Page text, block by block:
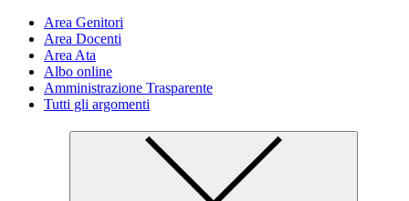
Area Genitori
Area Docenti
Area Ata
Albo online
Amministrazione Trasparente
Tutti gli argomenti